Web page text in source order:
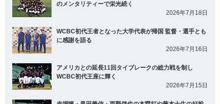
のメンタリティーで栄光続く
2026年7月18日
WCBC初代王者となった大学代表が帰国 監督・選手とも
に感謝を語る
2026年7月16日
アメリカとの延長11回タイブレークの総力戦を制し
WCBC初代王座に輝く
2026年7月15日